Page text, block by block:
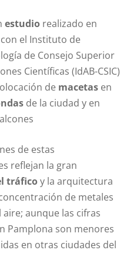
estudio realizado en
el Instituto de
de Consejo Superior
Científicas (IdAB-CSIC)
de macetas en
de la ciudad y en
de estas
reflejan la gran
tráficoy la arquitectura
de metales
aire; aunque las cifras
Pamplona son menores
en otras ciudades del